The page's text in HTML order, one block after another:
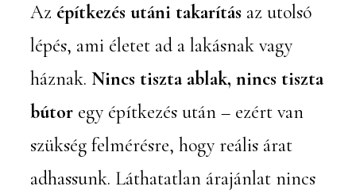
Az építkezés utáni takarítás az utolsó
lépés, ami életet ad a lakásnak vagy
háznak. Nincs tiszta ablak, nincs tiszta
bútor egy építkezés után – ezért van
szükség felmérésre, hogy reális árat
adhassunk. Láthatatlan árajánlat nincs